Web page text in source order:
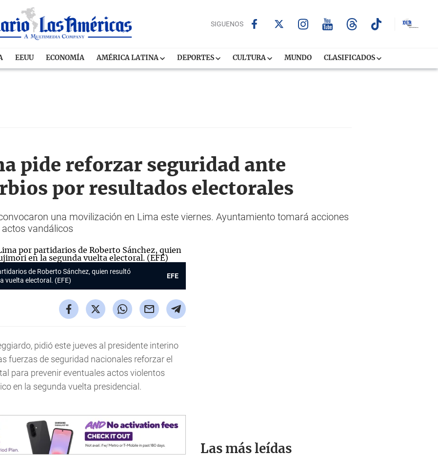
SIGUENOS
EEUU ECONOMÍA AMÉRICA LATINA DEPORTES CULTURA MUNDO CLASIFICADOS
pide reforzar seguridad ante
por resultados electorales
una movilización en Lima este viernes. Ayuntamiento tomará acciones
vandálicos
de Roberto Sánchez, quien resultó
vuelta electoral. (EFE)
EFE
pidió este jueves al presidente interino
fuerzas de seguridad nacionales reforzar el
para prevenir eventuales actos violentos
en la segunda vuelta presidencial.
Las más leídas